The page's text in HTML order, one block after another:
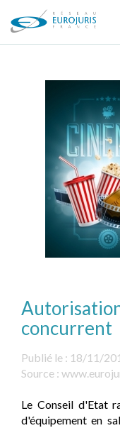
concurrent
Publié le : 18/11/
Source :
Le Conseil d'Etat
d'équipement en